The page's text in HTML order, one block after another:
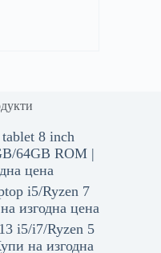
8 inch
64GB ROM |
цена
i5/Ryzen 7
изгодна цена
i5/i7/Ryzen 5
на изгодна